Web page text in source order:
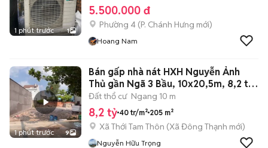
1 phút trước 1
5.500.000 đ
Phường 4 (P. Chánh Hưng mới)
Hoang Nam
1 phút trước 9
Bán gấp nhà nát HXH Nguyễn Ảnh
Thủ gần Ngã 3 Bầu, 10x20,5m, 8,2 tỷ
TL
Đất thổ cư Ngang 10 m
8,2 tỷ 40 tr/m² 205 m²
Xã Thới Tam Thôn (Xã Đông Thạnh mới)
Nguyễn Hữu Trọng